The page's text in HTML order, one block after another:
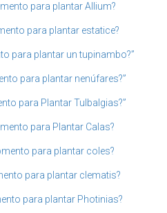
para plantar Allium?
para plantar estatice?
para plantar un tupinambo?”
para plantar nenúfares?”
para Plantar Tulbalgias?”
para Plantar Calas?
para plantar coles?
para plantar clematis?
para plantar Photinias?